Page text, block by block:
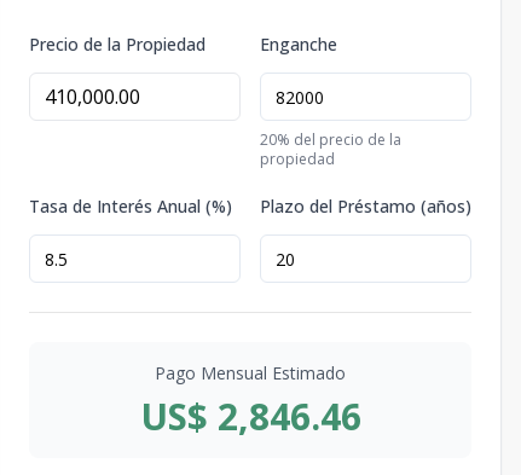
Precio de la Propiedad Enganche
20% del precio de la
propiedad
Tasa de Interés Anual (%) Plazo del Préstamo (años)
Pago Mensual Estimado
US$ 2,846.46